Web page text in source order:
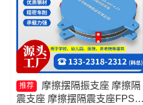
推荐
摩擦摆隔振支座 摩擦隔
震支座 摩擦摆隔震支座FPSII-